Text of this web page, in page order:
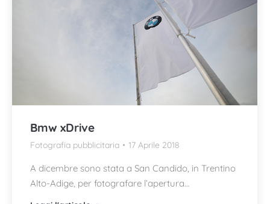
Bmw xDrive
Fotografia pubblicitaria 17 Aprile 2018
A dicembre sono stata a San Candido, in Trentino
Alto-Adige, per fotografare l’apertura…